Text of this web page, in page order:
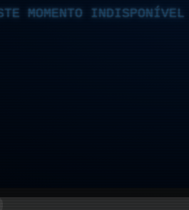
MOMENTO INDISPONÍVEL